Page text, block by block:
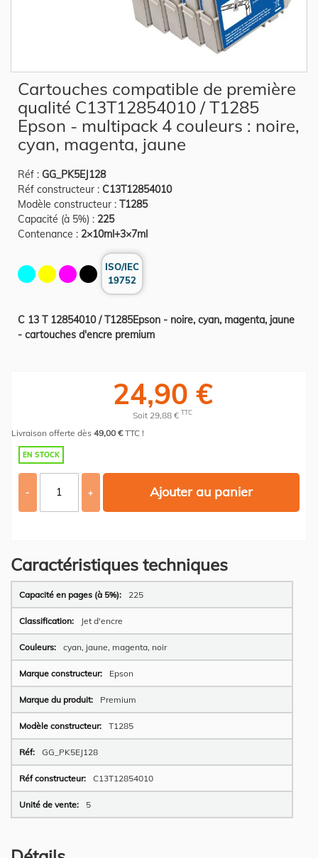
the
beginning
the
images
gallery
Cartouches compatible de première
qualité C13T12854010 / T1285
Epson - multipack 4 couleurs : noire,
cyan, magenta, jaune
Réf : GG_PK5EJ128
Réf constructeur : C13T12854010
Modèle constructeur : T1285
Capacité (à 5%) : 225
Contenance : 2×10ml+3×7ml
ISO/IEC
19752
C 13 T 12854010 / T1285Epson - noire, cyan, magenta, jaune
- cartouches d'encre premium
24,90 €
Soit 29,88 € TTC
Livraison offerte dès 49,00 €TTC !
EN STOCK
- + Ajouter au panier
Caractéristiques techniques
Plus
d’information
225
Jet d'encre
cyan, jaune, magenta, noir
Epson
Premium
T1285
GG_PK5EJ128
C13T12854010
5